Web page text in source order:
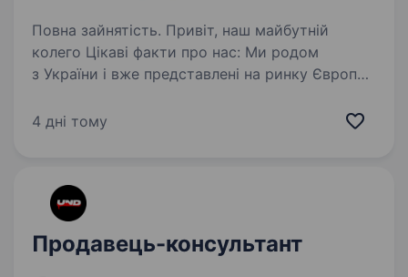
Повна зайнятість. Привіт, наш майбутній
колего Цікаві факти про нас: Ми родом
з України і вже представлені на ринку Європи,
та Іспанії; Мережа фірмових салонів 600+
4 дні тому
Продавець-консультант